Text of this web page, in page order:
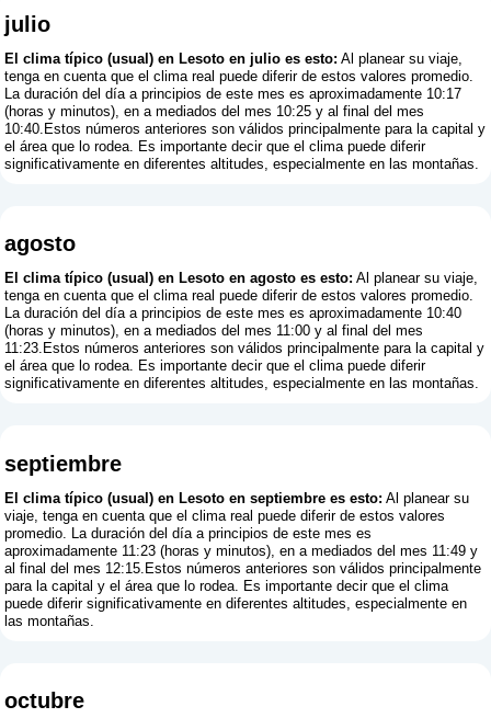
julio
El clima típico (usual) en Lesoto en julio es esto: Al planear su viaje,
tenga en cuenta que el clima real puede diferir de estos valores promedio.
La duración del día a principios de este mes es aproximadamente 10:17
(horas y minutos), en a mediados del mes 10:25 y al final del mes
10:40.Estos números anteriores son válidos principalmente para la capital y
el área que lo rodea. Es importante decir que el clima puede diferir
significativamente en diferentes altitudes, especialmente en las montañas.
agosto
El clima típico (usual) en Lesoto en agosto es esto: Al planear su viaje,
tenga en cuenta que el clima real puede diferir de estos valores promedio.
La duración del día a principios de este mes es aproximadamente 10:40
(horas y minutos), en a mediados del mes 11:00 y al final del mes
11:23.Estos números anteriores son válidos principalmente para la capital y
el área que lo rodea. Es importante decir que el clima puede diferir
significativamente en diferentes altitudes, especialmente en las montañas.
septiembre
El clima típico (usual) en Lesoto en septiembre es esto: Al planear su
viaje, tenga en cuenta que el clima real puede diferir de estos valores
promedio. La duración del día a principios de este mes es
aproximadamente 11:23 (horas y minutos), en a mediados del mes 11:49 y
al final del mes 12:15.Estos números anteriores son válidos principalmente
para la capital y el área que lo rodea. Es importante decir que el clima
puede diferir significativamente en diferentes altitudes, especialmente en
las montañas.
octubre